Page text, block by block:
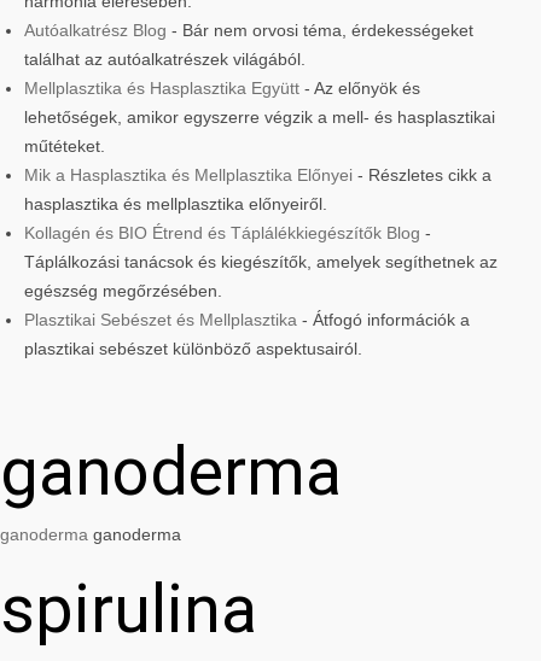
Autóalkatrész Blog - Bár nem orvosi téma, érdekességeket
találhat az autóalkatrészek világából.
Mellplasztika és Hasplasztika Együtt - Az előnyök és
lehetőségek, amikor egyszerre végzik a mell- és hasplasztikai
műtéteket.
Mik a Hasplasztika és Mellplasztika Előnyei - Részletes cikk a
hasplasztika és mellplasztika előnyeiről.
Kollagén és BIO Étrend és Táplálékkiegészítők Blog -
Táplálkozási tanácsok és kiegészítők, amelyek segíthetnek az
egészség megőrzésében.
Plasztikai Sebészet és Mellplasztika - Átfogó információk a
plasztikai sebészet különböző aspektusairól.
ganoderma
ganoderma ganoderma
spirulina